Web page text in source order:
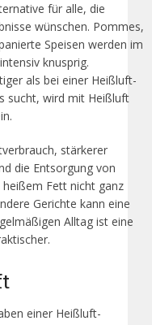
für alle, die
wünschen. Pommes,
Speisen werden im
knusprig.
als bei einer Heißluft-
sucht, wird mit Heißluft
stärkerer
die Entsorgung von
Fett nicht ganz
Gerichte kann eine
Alltag ist eine
einer Heißluft-